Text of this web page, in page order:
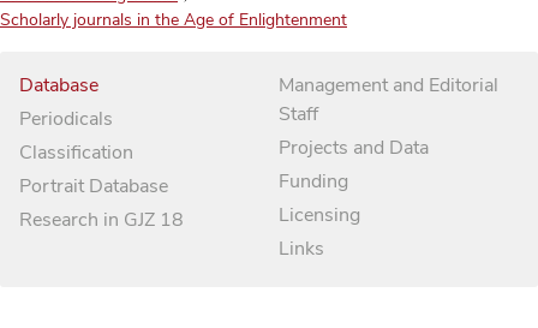
Scholarly journals in the Age of Enlightenment
Database
Periodicals
Classification
Portrait Database
Research in GJZ 18
Management and Editorial
Staff
Projects and Data
Funding
Licensing
Links